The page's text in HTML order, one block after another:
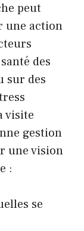
peut
une action
des
sur des
visite
gestion
une vision
:
se